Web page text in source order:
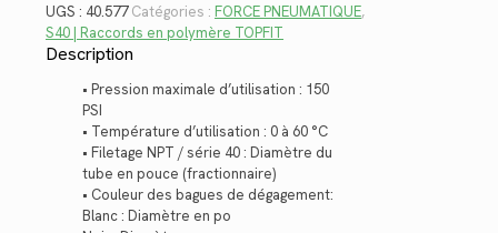
UGS : 40.577 Catégories : FORCE PNEUMATIQUE,
S40 | Raccords en polymère TOPFIT
Description
• Pression maximale d’utilisation : 150
PSI
• Température d’utilisation : 0 à 60 °C
• Filetage NPT / série 40 : Diamètre du
tube en pouce (fractionnaire)
• Couleur des bagues de dégagement:
Blanc : Diamètre en po